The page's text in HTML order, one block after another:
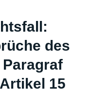
des
15